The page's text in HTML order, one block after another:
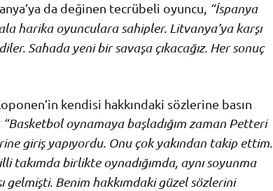
da değinen tecrübeli oyuncu, “İspanya
harika oyunculara sahipler. Litvanya’ya karşı
Sahada yeni bir savaşa çıkacağız. Her sonuç
kendisi hakkındaki sözlerine basın
“Basketbol oynamaya başladığım zaman Petteri
giriş yapıyordu. Onu çok yakından takip ettim.
takımda birlikte oynadığımda, aynı soyunma
gelmişti. Benim hakkımdaki güzel sözlerini